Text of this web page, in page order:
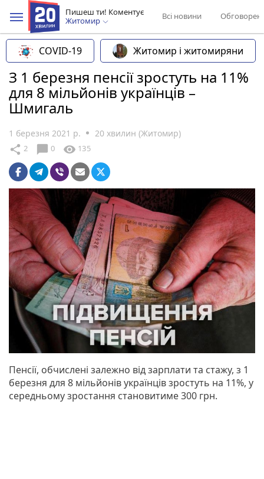
Пишеш ти! Коментує
Житомир
Всі новини
COVID-19 Житомир і житомиряни
З 1 березня пенсії зростуть на 11%
для 8 мільйонів українців –
Шмигаль
1 березня 2021 р. 20 хвилин (Житомир)
share 2 chat_bubble 0 visibility 135
Пенсії, обчислені залежно від зарплати та стажу, з 1
березня для 8 мільйонів українців зростуть на 11%, у
середньому зростання становитиме 300 грн.